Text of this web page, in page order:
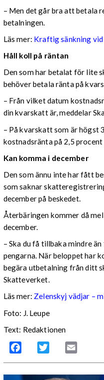
– Men det går bra att betala
betalningen.
Läs mer: Kraftig sänkning vid
Håll koll på räntan
Den som har betalat för lite
behöver betala ränta på
– Från vilket datum
din kvarskatt är, meddelar
– På kvarskatt som är högst
kostnadsränta på 2,5 procent
Kan komma i december
Den som ännu inte har fått
som saknar
december på beskedet.
Återbäringen kommer då
december.
– Ska du få tillbaka mindre
pengarna. När beloppet har
begära utbetalning från ditt
Skatteverket.
Läs mer: Zelenskyj vädjar –
Foto: J. Leupe
Text: Redaktionen
Facebook Twitter